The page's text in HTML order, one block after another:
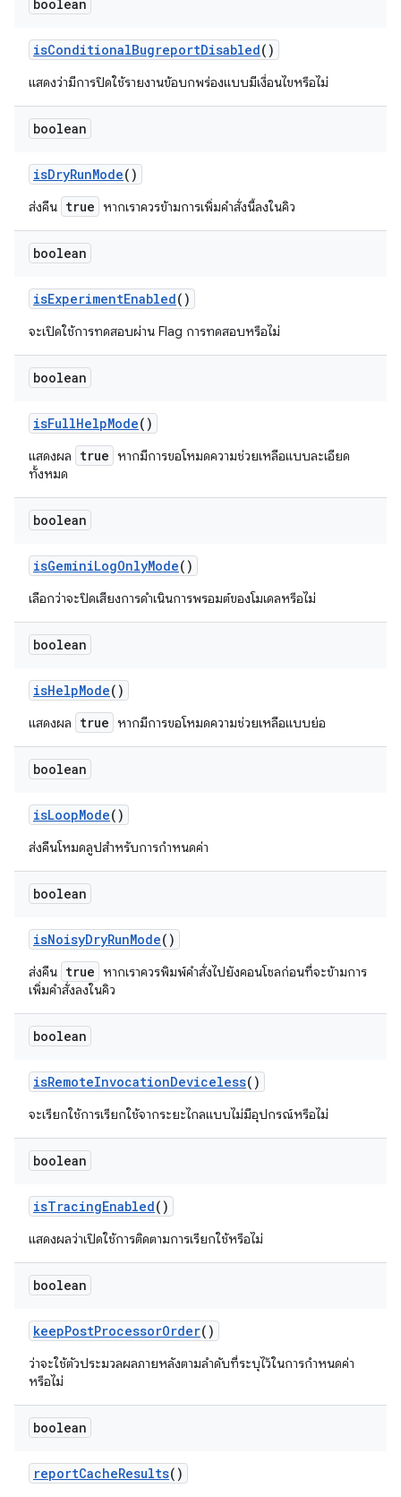
boolean
isConditionalBugreportDisabled()
แสดงว่ามีการปิดใช้รายงานข้อบกพร่องแบบมีเงื่อนไขหรือไม่
boolean
isDryRunMode()
ส่งคืน true หากเราควรข้ามการเพิ่มคำสั่งนี้ลงในคิว
boolean
isExperimentEnabled()
จะเปิดใช้การทดสอบผ่าน Flag การทดสอบหรือไม่
boolean
isFullHelpMode()
แสดงผล true หากมีการขอโหมดความช่วยเหลือแบบละเอียด
ทั้งหมด
boolean
isGeminiLogOnlyMode()
เลือกว่าจะปิดเสียงการดำเนินการพรอมต์ของโมเดลหรือไม่
boolean
isHelpMode()
แสดงผล true หากมีการขอโหมดความช่วยเหลือแบบย่อ
boolean
isLoopMode()
ส่งคืนโหมดลูปสำหรับการกำหนดค่า
boolean
isNoisyDryRunMode()
ส่งคืน true หากเราควรพิมพ์คำสั่งไปยังคอนโซลก่อนที่จะข้ามการ
เพิ่มคำสั่งลงในคิว
boolean
isRemoteInvocationDeviceless()
จะเรียกใช้การเรียกใช้จากระยะไกลแบบไม่มีอุปกรณ์หรือไม่
boolean
isTracingEnabled()
แสดงผลว่าเปิดใช้การติดตามการเรียกใช้หรือไม่
boolean
keepPostProcessorOrder()
ว่าจะใช้ตัวประมวลผลภายหลังตามลำดับที่ระบุไว้ในการกำหนดค่า
หรือไม่
boolean
reportCacheResults()